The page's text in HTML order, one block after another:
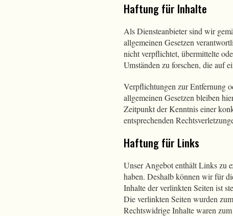
Haftung für Inhalte
Als Diensteanbieter sind wir
allgemeinen Gesetzen
nicht verpflichtet, übermittelte
Umständen zu forschen, die auf
Verpflichtungen zur Entfernung
allgemeinen Gesetzen bleiben
Zeitpunkt der Kenntnis einer
entsprechenden
Haftung für Links
Unser Angebot enthält Links zu
haben. Deshalb können wir für
Inhalte der verlinkten Seiten ist
Die verlinkten Seiten wurden
Rechtswidrige Inhalte waren